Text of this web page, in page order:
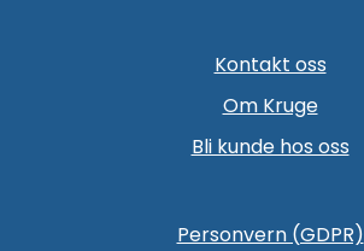
Kontakt oss
Om Kruge
Bli kunde hos oss
Personvern (GDPR)